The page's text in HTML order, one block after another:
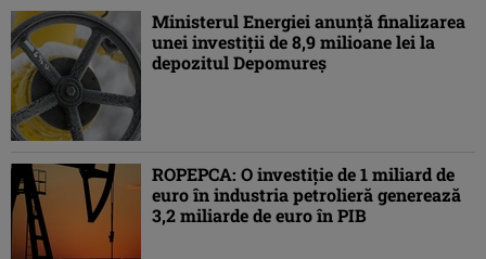
Ministerul Energiei anunţă finalizarea
unei investiţii de 8,9 milioane lei la
depozitul Depomureş
ROPEPCA: O investiţie de 1 miliard de
euro în industria petrolieră generează
3,2 miliarde de euro în PIB